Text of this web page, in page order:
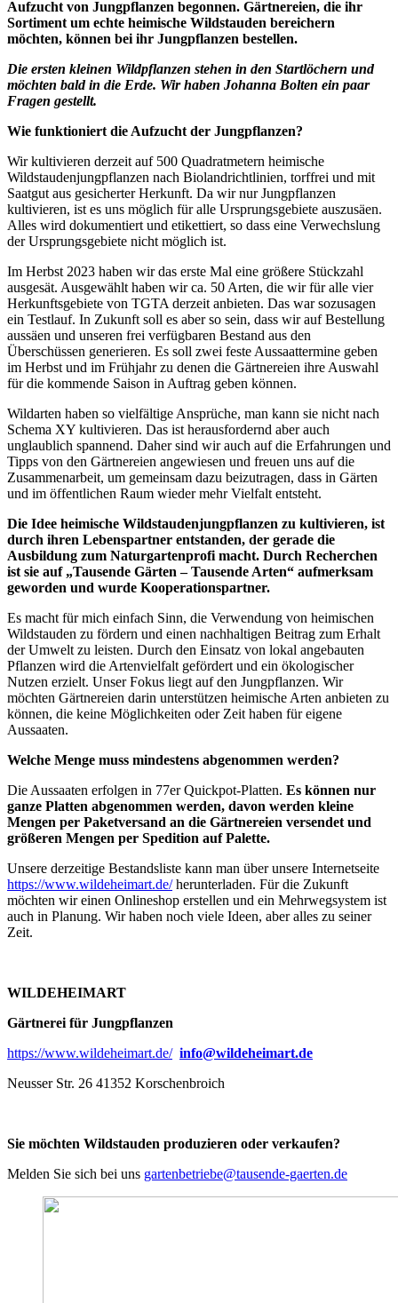
Aufzucht von Jungpflanzen begonnen. Gärtnereien, die ihr
Sortiment um echte heimische Wildstauden bereichern
möchten, können bei ihr Jungpflanzen bestellen.
Die ersten kleinen Wildpflanzen stehen in den Startlöchern und
möchten bald in die Erde. Wir haben Johanna Bolten ein paar
Fragen gestellt.
Wie funktioniert die Aufzucht der Jungpflanzen?
Wir kultivieren derzeit auf 500 Quadratmetern heimische
Wildstaudenjungpflanzen nach Biolandrichtlinien, torffrei und mit
Saatgut aus gesicherter Herkunft. Da wir nur Jungpflanzen
kultivieren, ist es uns möglich für alle Ursprungsgebiete auszusäen.
Alles wird dokumentiert und etikettiert, so dass eine Verwechslung
der Ursprungsgebiete nicht möglich ist.
Im Herbst 2023 haben wir das erste Mal eine größere Stückzahl
ausgesät. Ausgewählt haben wir ca. 50 Arten, die wir für alle vier
Herkunftsgebiete von TGTA derzeit anbieten. Das war sozusagen
ein Testlauf. In Zukunft soll es aber so sein, dass wir auf Bestellung
aussäen und unseren frei verfügbaren Bestand aus den
Überschüssen generieren. Es soll zwei feste Aussaattermine geben
im Herbst und im Frühjahr zu denen die Gärtnereien ihre Auswahl
für die kommende Saison in Auftrag geben können.
Wildarten haben so vielfältige Ansprüche, man kann sie nicht nach
Schema XY kultivieren. Das ist herausfordernd aber auch
unglaublich spannend. Daher sind wir auch auf die Erfahrungen und
Tipps von den Gärtnereien angewiesen und freuen uns auf die
Zusammenarbeit, um gemeinsam dazu beizutragen, dass in Gärten
und im öffentlichen Raum wieder mehr Vielfalt entsteht.
Die Idee heimische Wildstaudenjungpflanzen zu kultivieren, ist
durch ihren Lebenspartner entstanden, der gerade die
Ausbildung zum Naturgartenprofi macht. Durch Recherchen
ist sie auf „Tausende Gärten – Tausende Arten“ aufmerksam
geworden und wurde Kooperationspartner.
Es macht für mich einfach Sinn, die Verwendung von heimischen
Wildstauden zu fördern und einen nachhaltigen Beitrag zum Erhalt
der Umwelt zu leisten. Durch den Einsatz von lokal angebauten
Pflanzen wird die Artenvielfalt gefördert und ein ökologischer
Nutzen erzielt. Unser Fokus liegt auf den Jungpflanzen. Wir
möchten Gärtnereien darin unterstützen heimische Arten anbieten zu
können, die keine Möglichkeiten oder Zeit haben für eigene
Aussaaten.
Welche Menge muss mindestens abgenommen werden?
Die Aussaaten erfolgen in 77er Quickpot-Platten. Es können nur
ganze Platten abgenommen werden, davon werden kleine
Mengen per Paketversand an die Gärtnereien versendet und
größeren Mengen per Spedition auf Palette.
Unsere derzeitige Bestandsliste kann man über unsere Internetseite
https://www.wildeheimart.de/herunterladen. Für die Zukunft
möchten wir einen Onlineshop erstellen und ein Mehrwegsystem ist
auch in Planung. Wir haben noch viele Ideen, aber alles zu seiner
Zeit.
WILDEHEIMART
Gärtnerei für Jungpflanzen
https://www.wildeheimart.de/ info@wildeheimart.de
Neusser Str. 26 41352 Korschenbroich
Sie möchten Wildstauden produzieren oder verkaufen?
Melden Sie sich bei uns gartenbetriebe@tausende-gaerten.de